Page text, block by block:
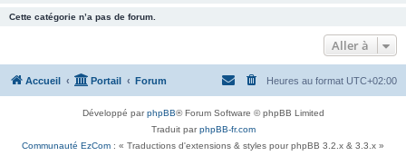
Cette catégorie n’a pas de forum.
Aller à
Accueil Portail Forum Heures au format UTC+02:00
Développé parphpBB® Forum Software © phpBB Limited
Traduit parphpBB-fr.com
Communauté EzCom : « Traductions d'extensions & styles pour phpBB 3.2.x & 3.3.x »